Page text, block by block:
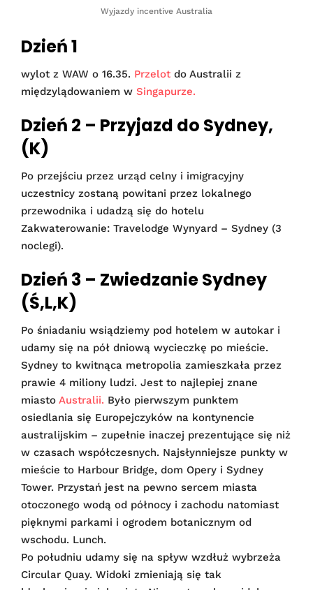
Wyjazdy incentive Australia
Dzień 1
wylot z WAW o 16.35. Przelot do Australii z
międzylądowaniem w Singapurze.
Dzień 2 – Przyjazd do Sydney,
(K)
Po przejściu przez urząd celny i imigracyjny
uczestnicy zostaną powitani przez lokalnego
przewodnika i udadzą się do hotelu
Zakwaterowanie: Travelodge Wynyard – Sydney (3
noclegi).
Dzień 3 – Zwiedzanie Sydney
(Ś,L,K)
Po śniadaniu wsiądziemy pod hotelem w autokar i
udamy się na pół dniową wycieczkę po mieście.
Sydney to kwitnąca metropolia zamieszkała przez
prawie 4 miliony ludzi. Jest to najlepiej znane
miasto Australii. Było pierwszym punktem
osiedlania się Europejczyków na kontynencie
australijskim – zupełnie inaczej prezentujące się niż
w czasach współczesnych. Najsłynniejsze punkty w
mieście to Harbour Bridge, dom Opery i Sydney
Tower. Przystań jest na pewno sercem miasta
otoczonego wodą od północy i zachodu natomiast
pięknymi parkami i ogrodem botanicznym od
wschodu. Lunch.
Po południu udamy się na spływ wzdłuż wybrzeża
Circular Quay. Widoki zmieniają się tak